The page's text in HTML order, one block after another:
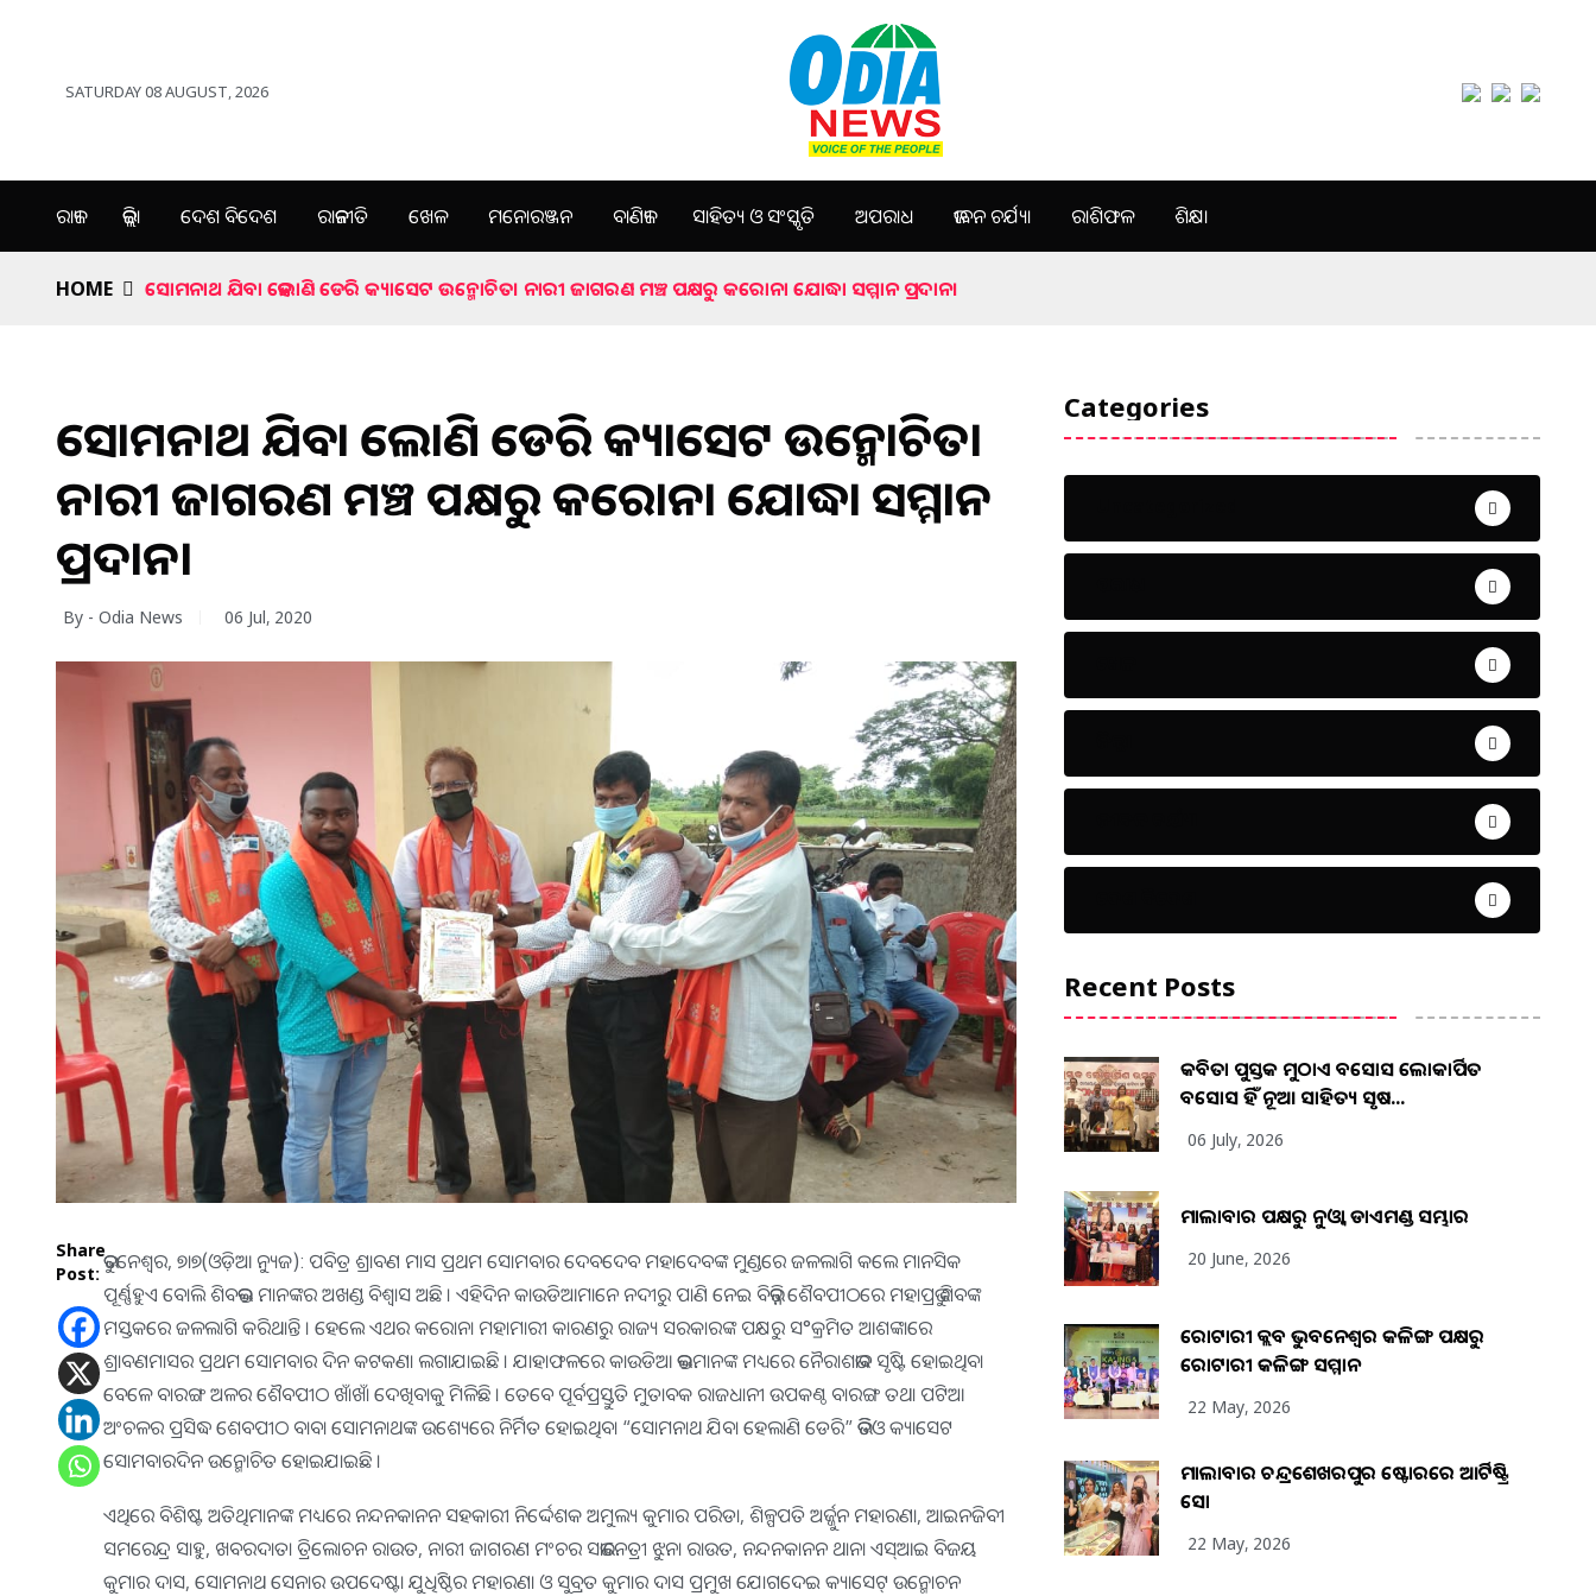
SATURDAY 08 AUGUST, 2026
ରାଜ୍ୟ ଜିଲ୍ଲା ଦେଶ ବିଦେଶ ରାଜନୀତି ଖେଳ ମନୋରଞ୍ଜନ ବାଣିଜ୍ୟ ସାହିତ୍ୟ ଓ ସଂସ୍କୃତି ଅପରାଧ ଜୀବନ ଚର୍ଯ୍ୟା ରାଶିଫଳ ଶିକ୍ଷା
HOME ସୋମନାଥ ଯିବା ହେଲାଣି ଡେରି କ୍ୟାସେଟ ଉନ୍ମୋଚିତ। ନାରୀ ଜାଗରଣ ମଞ୍ଚ ପକ୍ଷରୁ କରୋନା ଯୋଦ୍ଧା ସମ୍ମାନ ପ୍ରଦାନ।
ସୋମନାଥ ଯିବା ହେଲାଣି ଡେରି କ୍ୟାସେଟ ଉନ୍ମୋଚିତ।
ନାରୀ ଜାଗରଣ ମଞ୍ଚ ପକ୍ଷରୁ କରୋନା ଯୋଦ୍ଧା ସମ୍ମାନ
ପ୍ରଦାନ।
By - Odia News 06 Jul, 2020
Share
Post:
ଭୁବନେଶ୍ୱର, ୭ା୭(ଓଡ଼ିଆ ନ୍ୟୁଜ): ପବିତ୍ର ଶ୍ରାବଣ ମାସ ପ୍ରଥମ ସୋମବାର ଦେବଦେବ ମହାଦେବଙ୍କ ମୁଣ୍ଡରେ ଜଳଲାଗି କଲେ ମାନସିକ
ପୂର୍ଣ୍ଣହୁଏ ବୋଲି ଶିବଭକ୍ତ ମାନଙ୍କର ଅଖଣ୍ଡ ବିଶ୍ୱାସ ଅଛି । ଏହିଦିନ କାଉଡିଆମାନେ ନଦୀରୁ ପାଣି ନେଇ ବିଭିନ୍ନ ଶୈବପୀଠରେ ମହାପ୍ରଭୁ ଶିବଙ୍କ
ମସ୍ତକରେ ଜଳଲାଗି କରିଥାନ୍ତି । ହେଲେ ଏଥର କରୋନା ମହାମାରୀ କାରଣରୁ ରାଜ୍ୟ ସରକାରଙ୍କ ପକ୍ଷରୁ ସ°କ୍ରମିତ ଆଶଙ୍କାରେ
ଶ୍ରାବଣମାସର ପ୍ରଥମ ସୋମବାର ଦିନ କଟକଣା ଲଗାଯାଇଛି । ଯାହାଫଳରେ କାଉଡିଆ ଭକ୍ତମାନଙ୍କ ମଧ୍ୟରେ ନୈରାଶଭାବ ସୃଷ୍ଟି ହୋଇଥିବା
ବେଳେ ବାରଙ୍ଗ ଅଳର ଶୈବପୀଠ ଖାଁଖାଁ ଦେଖିବାକୁ ମିଳିଛି । ତେବେ ପୂର୍ବପ୍ରସ୍ତୁତି ମୁତାବକ ରାଜଧାନୀ ଉପକଣ୍ଠ ବାରଙ୍ଗ ତଥା ପଟିଆ
ଅଂଚଳର ପ୍ରସିଦ୍ଧ ଶେବପୀଠ ବାବା ସୋମନାଥଙ୍କ ଉଶ୍ୟେରେ ନିର୍ମିତ ହୋଇଥିବା “ସୋମନାଥ ଯିବା ହେଲାଣି ଡେରି” ଭିଡିଓ କ୍ୟାସେଟ
ସୋମବାରଦିନ ଉନ୍ମୋଚିତ ହୋଇଯାଇଛି ।
ଏଥିରେ ବିଶିଷ୍ଟ ଅତିଥିମାନଙ୍କ ମଧ୍ୟରେ ନନ୍ଦନକାନନ ସହକାରୀ ନିର୍ଦ୍ଦେଶକ ଅମୁଲ୍ୟ କୁମାର ପରିଡା, ଶିଳ୍ପପତି ଅର୍ଜ୍ଜୁନ ମହାରଣା, ଆଇନଜିବୀ
ସମରେନ୍ଦ୍ର ସାହୁ, ଖବରଦାତା ତ୍ରିଲୋଚନ ରାଉତ, ନାରୀ ଜାଗରଣ ମଂଚର ସଭାନେତ୍ରୀ ଝୁନା ରାଉତ, ନନ୍ଦନକାନନ ଥାନା ଏସ୍‌ଆଇ ବିଜୟ
କୁମାର ଦାସ, ସୋମନାଥ ସେନାର ଉପଦେଷ୍ଟା ଯୁଧିଷ୍ଠିର ମହାରଣା ଓ ସୁବ୍ରତ କୁମାର ଦାସ ପ୍ରମୁଖ ଯୋଗଦେଇ କ୍ୟାସେଟ୍ ଉନ୍ମୋଚନ
Categories
Recent Posts
କବିତା ପୁସ୍ତକ ମୁଠାଏ ଅବସୋସ ଲୋକାର୍ପିତ
ଅବସୋସ ହିଁ ନୂଆ ସାହିତ୍ୟ ସୃଷ...
06 July, 2026
ମାଲାବାର ପକ୍ଷରୁ ନୁଓ୍ବା ଡାଏମଣ୍ଡ ସମ୍ଭାର
20 June, 2026
ରୋଟାରୀ କ୍ଲବ ଭୁବନେଶ୍ୱର କଳିଙ୍ଗ ପକ୍ଷରୁ
ରୋଟାରୀ କଳିଙ୍ଗ ସମ୍ମାନ
22 May, 2026
ମାଲାବାର ଚନ୍ଦ୍ରଶେଖରପୁର ଷ୍ଟୋରରେ ଆର୍ଟିଷ୍ଟ୍ରି
ସୋ
22 May, 2026